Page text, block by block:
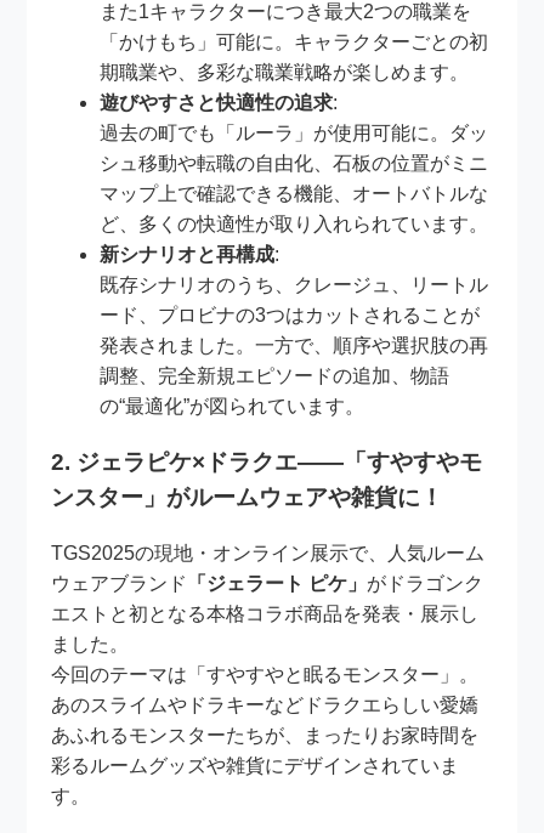
また1キャラクターにつき最大2つの職業を
「かけもち」可能に。キャラクターごとの初
期職業や、多彩な職業戦略が楽しめます。
遊びやすさと快適性の追求:
過去の町でも「ルーラ」が使用可能に。ダッ
シュ移動や転職の自由化、石板の位置がミニ
マップ上で確認できる機能、オートバトルな
ど、多くの快適性が取り入れられています。
新シナリオと再構成:
既存シナリオのうち、クレージュ、リートル
ード、プロビナの3つはカットされることが
発表されました。一方で、順序や選択肢の再
調整、完全新規エピソードの追加、物語
の“最適化”が図られています。
2. ジェラピケ×ドラクエ――「すやすやモ
ンスター」がルームウェアや雑貨に！
TGS2025の現地・オンライン展示で、人気ルーム
ウェアブランド
「ジェラート ピケ」 がドラゴンク
エストと初となる本格コラボ商品を発表・展示し
ました。
今回のテーマは「すやすやと眠るモンスター」。
あのスライムやドラキーなどドラクエらしい愛嬌
あふれるモンスターたちが、まったりお家時間を
彩るルームグッズや雑貨にデザインされていま
す。